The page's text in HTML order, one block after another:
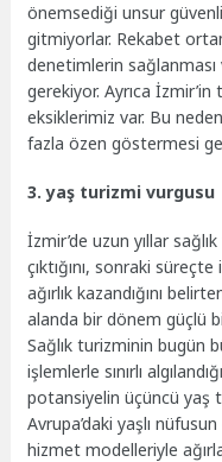
önemsediği unsur
gitmiyorlar. Rekabet
denetimlerin
gerekiyor. Ayrıca İzmir’in
eksiklerimiz var. Bu
fazla özen göstermesi
3. yaş turizmi vurgusu
İzmir’de uzun yıllar
çıktığını, sonraki
ağırlık kazandığını
alanda bir dönem güçlü
Sağlık turizminin bugün
işlemlerle sınırlı
potansiyelin üçüncü yaş
Avrupa’daki yaşlı
hizmet modelleriyle